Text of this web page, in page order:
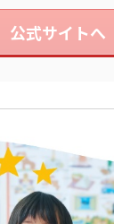
公式サイトへ